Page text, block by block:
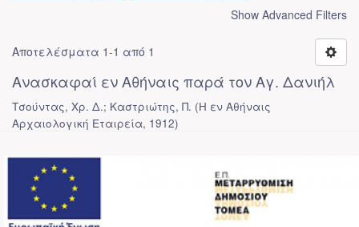
Show Advanced Filters
Αποτελέσματα 1-1 από 1
Ανασκαφαί εν Αθήναις παρά τον Αγ. Δανιήλ
Τσούντας, Χρ. Δ.; Καστριώτης, Π. (Η εν Αθήναις
Αρχαιολογική Εταιρεία, 1912)